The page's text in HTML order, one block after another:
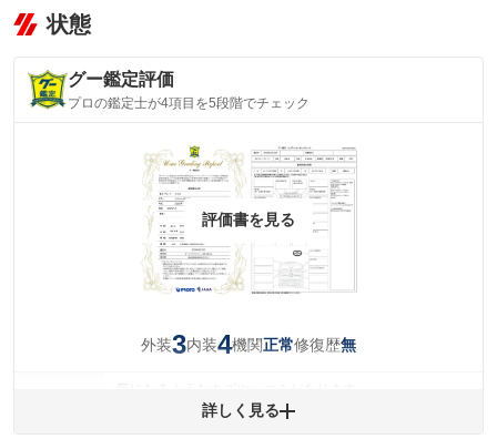
状態
グー鑑定評価
プロの鑑定士が4項目を5段階でチェック
評価書を見る
外装3内装4機関正常修復歴無
キズ・へこみについて問い合わせる
詳しく見る